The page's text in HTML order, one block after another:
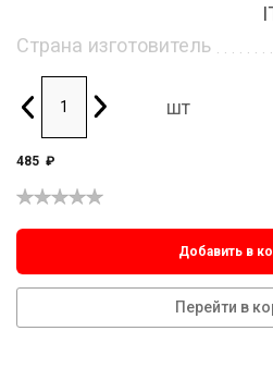
Страна изготовитель
шт
485 ₽
Добавить в
Перейти в